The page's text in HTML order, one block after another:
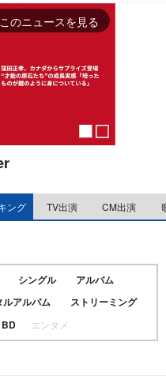
このニュースを見る
u
t
ング TV出演 CM出演
シングル
アルバム
ルアルバム
ストリーミング
BD
エンタメ